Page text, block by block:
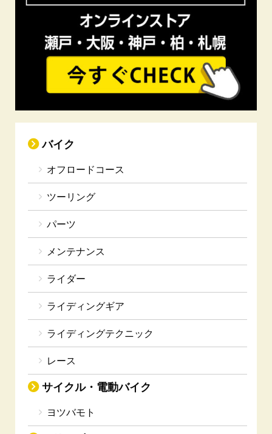
バイク
オフロードコース
ツーリング
パーツ
メンテナンス
ライダー
ライディングギア
ライディングテクニック
レース
サイクル・電動バイク
ヨツバモト